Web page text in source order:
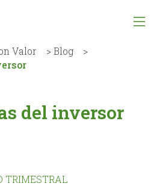
Valor >Blog
>
del inversor
TRIMESTRAL